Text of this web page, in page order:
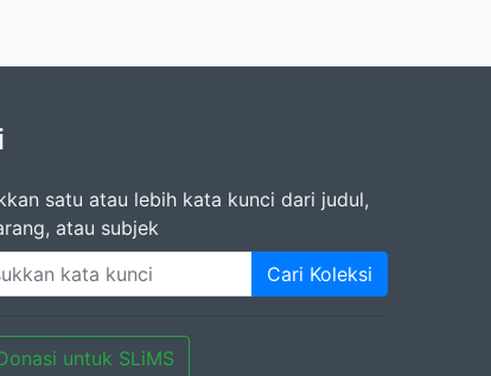
satu atau lebih kata kunci dari judul,
atau subjek
Cari Koleksi
untuk SLiMS